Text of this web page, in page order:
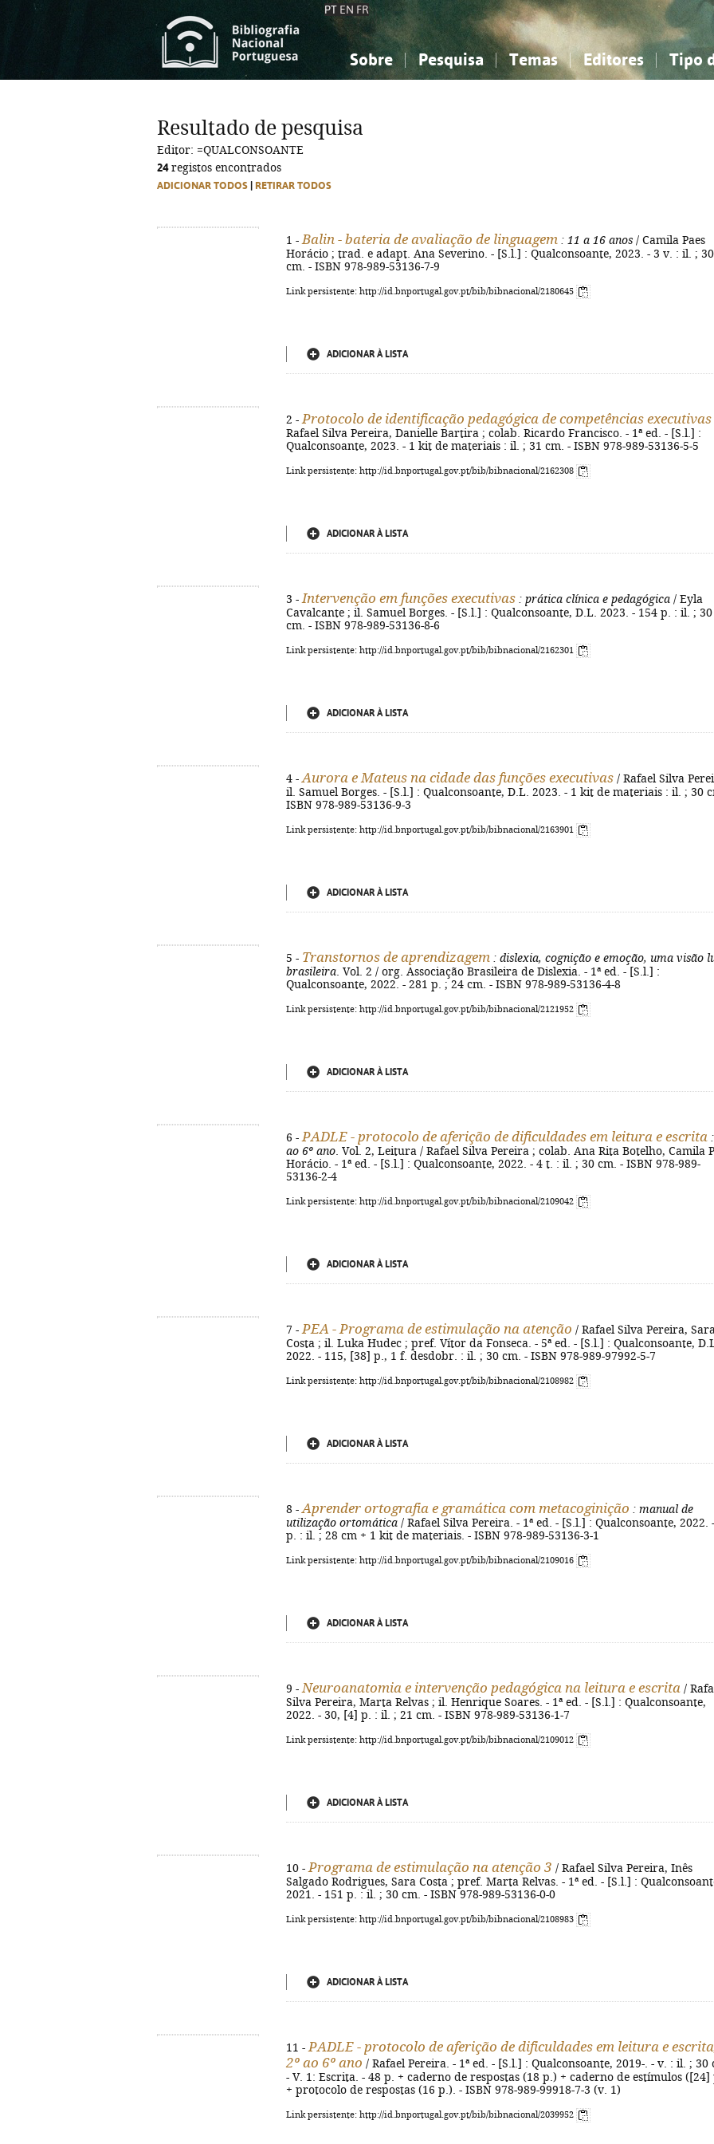
PT EN FR
Sobre Pesquisa Temas
Ciências sociais...
Editores Tipo
Ciências sociais...
Resultado de pesquisa
Editor: =QUALCONSOANTE
24registos encontrados
ADICIONAR TODOS RETIRAR TODOS
1 - Balin - bateria de avaliação de linguagem : 11 a 16 anos / Camila Paes
Horácio ; trad. e adapt. Ana Severino. - [S.l.] : Qualconsoante, 2023. - 3 v. : il. ; 30
cm. - ISBN 978-989-53136-7-9
Link persistente: http://id.bnportugal.gov.pt/bib/bibnacional/2180645
ADICIONAR À LISTA
2 - Protocolo de identificação pedagógica de competências executivas
Rafael Silva Pereira, Danielle Bartira ; colab. Ricardo Francisco. - 1ª ed. - [S.l.] :
Qualconsoante, 2023. - 1 kit de materiais : il. ; 31 cm. - ISBN 978-989-53136-5-5
Link persistente: http://id.bnportugal.gov.pt/bib/bibnacional/2162308
ADICIONAR À LISTA
3 - Intervenção em funções executivas : prática clínica e pedagógica / Eyla
Cavalcante ; il. Samuel Borges. - [S.l.] : Qualconsoante, D.L. 2023. - 154 p. : il. ; 30
cm. - ISBN 978-989-53136-8-6
Link persistente: http://id.bnportugal.gov.pt/bib/bibnacional/2162301
ADICIONAR À LISTA
4 - Aurora e Mateus na cidade das funções executivas / Rafael Silva
il. Samuel Borges. - [S.l.] : Qualconsoante, D.L. 2023. - 1 kit de materiais : il. ; 30
ISBN 978-989-53136-9-3
Link persistente: http://id.bnportugal.gov.pt/bib/bibnacional/2163901
ADICIONAR À LISTA
5 - Transtornos de aprendizagem : dislexia, cognição e emoção, uma visão
brasileira . Vol. 2 / org. Associação Brasileira de Dislexia. - 1ª ed. - [S.l.] :
Qualconsoante, 2022. - 281 p. ; 24 cm. - ISBN 978-989-53136-4-8
Link persistente: http://id.bnportugal.gov.pt/bib/bibnacional/2121952
ADICIONAR À LISTA
6 - PADLE - protocolo de aferição de dificuldades em leitura e escrita
ao 6º ano . Vol. 2, Leitura / Rafael Silva Pereira ; colab. Ana Rita Botelho, Camila
Horácio. - 1ª ed. - [S.l.] : Qualconsoante, 2022. - 4 t. : il. ; 30 cm. - ISBN 978-989-
53136-2-4
Link persistente: http://id.bnportugal.gov.pt/bib/bibnacional/2109042
ADICIONAR À LISTA
7 - PEA - Programa de estimulação na atenção / Rafael Silva Pereira, Sara
Costa ; il. Luka Hudec ; pref. Vítor da Fonseca. - 5ª ed. - [S.l.] : Qualconsoante,
2022. - 115, [38] p., 1 f. desdobr. : il. ; 30 cm. - ISBN 978-989-97992-5-7
Link persistente: http://id.bnportugal.gov.pt/bib/bibnacional/2108982
ADICIONAR À LISTA
8 - Aprender ortografia e gramática com metacoginição : manual de
utilização ortomática / Rafael Silva Pereira. - 1ª ed. - [S.l.] : Qualconsoante, 2022.
p. : il. ; 28 cm + 1 kit de materiais. - ISBN 978-989-53136-3-1
Link persistente: http://id.bnportugal.gov.pt/bib/bibnacional/2109016
ADICIONAR À LISTA
9 - Neuroanatomia e intervenção pedagógica na leitura e escrita /
Silva Pereira, Marta Relvas ; il. Henrique Soares. - 1ª ed. - [S.l.] : Qualconsoante,
2022. - 30, [4] p. : il. ; 21 cm. - ISBN 978-989-53136-1-7
Link persistente: http://id.bnportugal.gov.pt/bib/bibnacional/2109012
ADICIONAR À LISTA
10 - Programa de estimulação na atenção 3 / Rafael Silva Pereira, Inês
Salgado Rodrigues, Sara Costa ; pref. Marta Relvas. - 1ª ed. - [S.l.] :
2021. - 151 p. : il. ; 30 cm. - ISBN 978-989-53136-0-0
Link persistente: http://id.bnportugal.gov.pt/bib/bibnacional/2108983
ADICIONAR À LISTA
11 - PADLE - protocolo de aferição de dificuldades em leitura e
2º ao 6º ano / Rafael Pereira. - 1ª ed. - [S.l.] : Qualconsoante, 2019-. - v. : il. ; 30
- V. 1: Escrita. - 48 p. + caderno de respostas (18 p.) + caderno de estímulos ([24]
+ protocolo de respostas (16 p.). - ISBN 978-989-99918-7-3 (v. 1)
Link persistente: http://id.bnportugal.gov.pt/bib/bibnacional/2039952